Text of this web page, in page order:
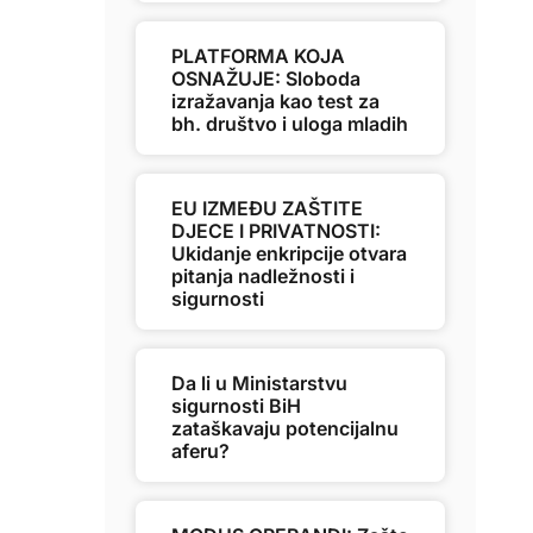
PLATFORMA KOJA
OSNAŽUJE: Sloboda
izražavanja kao test za
bh. društvo i uloga mladih
EU IZMEĐU ZAŠTITE
DJECE I PRIVATNOSTI:
Ukidanje enkripcije otvara
pitanja nadležnosti i
sigurnosti
Da li u Ministarstvu
sigurnosti BiH
zataškavaju potencijalnu
aferu?